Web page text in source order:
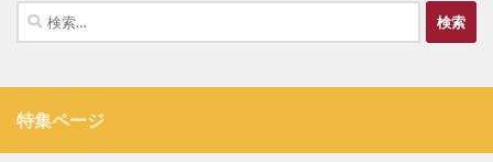
検
索:
特集ページ